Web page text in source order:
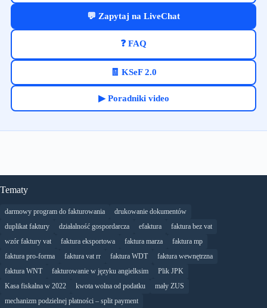
💬 Zapytaj na LiveChat
❓ FAQ
🧾 KSeF 2.0
▶ Poradniki video
Tematy
darmowy program do fakturowania
drukowanie dokumentów
duplikat faktury
działalność gospordarcza efaktura
faktura bez vat
wzór faktury vat
faktura eksportowa faktura marza
faktura mp
faktura pro-forma
faktura vat rr faktura WDT
faktura wewnętrzna
faktura WNT
fakturowanie w języku angielksim
Plik JPK
Kasa fiskalna w 2022
kwota wolna od podatku
mały ZUS
mechanizm podzielnej płatności – split payment